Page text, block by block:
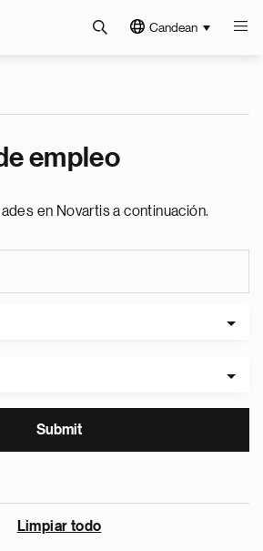
Candean
empleo
en Novartis a continuación.
Limpiar todo